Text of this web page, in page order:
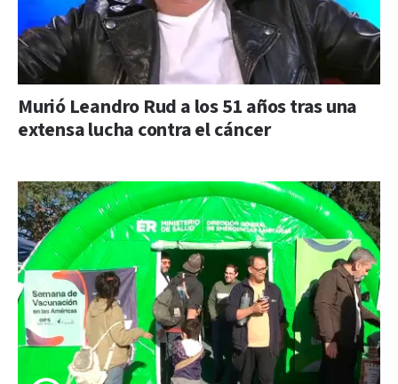
Murió Leandro Rud a los 51 años tras una
extensa lucha contra el cáncer